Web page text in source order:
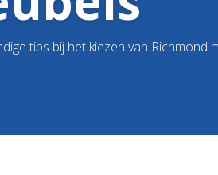
tips bij het kiezen van Richmond